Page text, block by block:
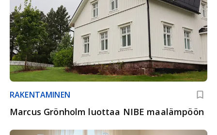
RAKENTAMINEN
Marcus Grönholm luottaa NIBE maalämpöön